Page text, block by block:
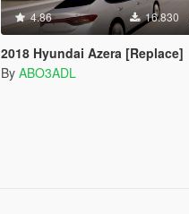
4.86 16.830
2018 Hyundai Azera [Replace]
By ABO3ADL